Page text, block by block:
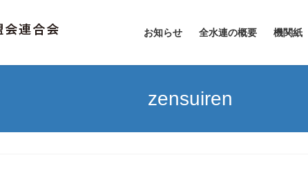
お知らせ 全水連の概要 機関紙
zensuiren